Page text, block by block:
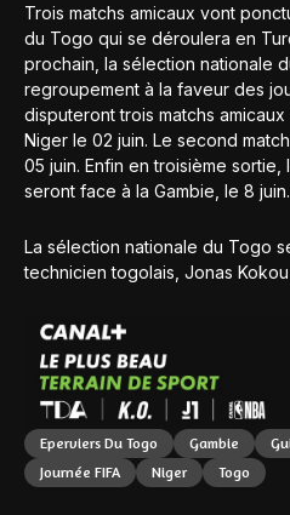
Trois matchs amicaux vont
du Togo qui se déroulera en
prochain, la sélection nationale
regroupement à la faveur des
disputeront trois matchs
Niger le 02 juin. Le second
05 juin. Enfin en troisième
seront face à la Gambie, le 8 juin.
La sélection nationale du Togo
technicien togolais, Jonas Kokou
Eperviers Du Togo Gambie
Journée FIFA
Niger Togo